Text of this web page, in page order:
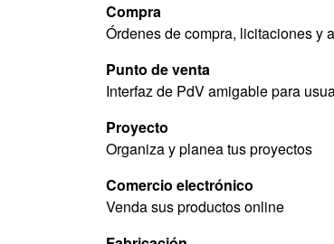
Compra
Órdenes de compra, licitaciones y
Punto de venta
Interfaz de PdV amigable para
Proyecto
Organiza y planea tus proyectos
Comercio electrónico
Venda sus productos online